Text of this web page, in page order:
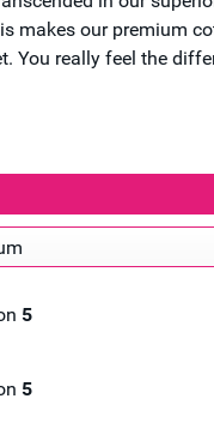
makes our premium
You really feel the
5
5